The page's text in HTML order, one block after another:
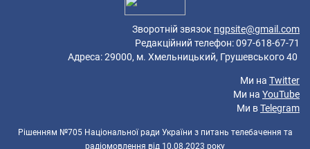
Зворотній звязок ngpsite@gmail.com
Редакційний телефон: 097-618-67-71
Адреса: 29000, м. Хмельницький, Грушевського 40
Ми на Twitter
Ми на YouTube
Ми вTelegram
Рішенням №705 Національної ради України з питань телебачення та
радіомовлення від 10.08.2023 року